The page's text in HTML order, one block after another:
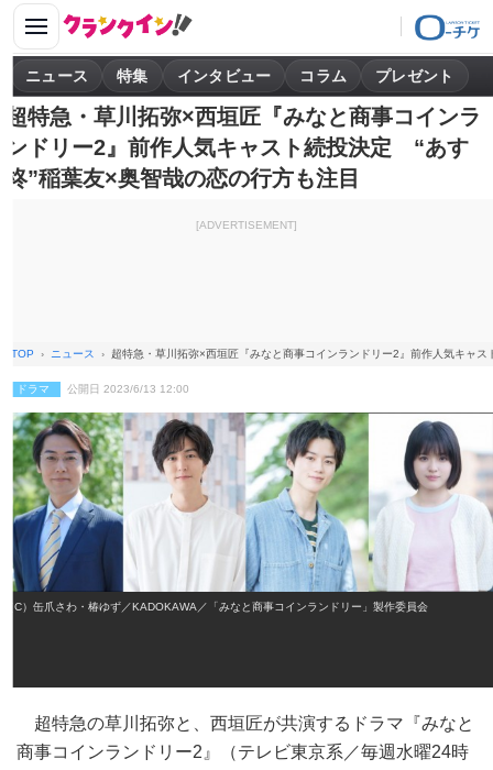
ニュース 特集 インタビュー コラム プレゼント
超特急・草川拓弥×西垣匠『みなと商事コインラ
ンドリー2』前作人気キャスト続投決定 “あす
柊”稲葉友×奥智哉の恋の行方も注目
[ADVERTISEMENT]
TOP ニュース 超特急・草川拓弥×西垣匠『みなと商事コインランドリー2』前作人気キャ
ドラマ 公開日 2023/6/13 12:00
（C）缶爪さわ・椿ゆず／KADOKAWA／「みなと商事コインランドリー」製作委員会
超特急の草川拓弥と、西垣匠が共演するドラマ『みなと
商事コインランドリー2』（テレビ東京系／毎週水曜24時